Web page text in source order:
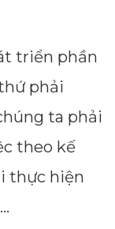
triển phần
phải
ta phải
theo kế
thực hiện